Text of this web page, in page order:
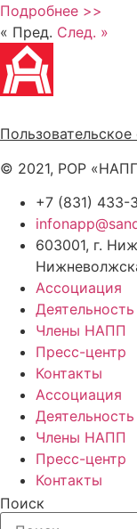
Подробнее >>
« Пред. След. »
© 2021, РОР
+7 (831) 433-
603001, г.
Ассоциация
Деятельность
Члены НАПП
Пресс-центр
Контакты
Ассоциация
Деятельность
Члены НАПП
Пресс-центр
Контакты
Поиск